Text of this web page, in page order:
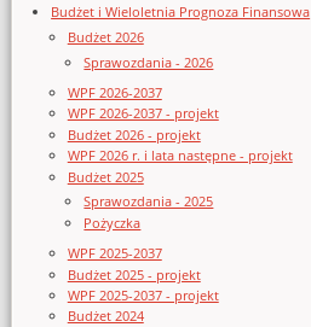
Budżet i Wieloletnia Prognoza Finansowa
Budżet 2026
Sprawozdania - 2026
WPF 2026-2037
WPF 2026-2037 - projekt
Budżet 2026 - projekt
WPF 2026 r. i lata następne - projekt
Budżet 2025
Sprawozdania - 2025
Pożyczka
WPF 2025-2037
Budżet 2025 - projekt
WPF 2025-2037 - projekt
Budżet 2024